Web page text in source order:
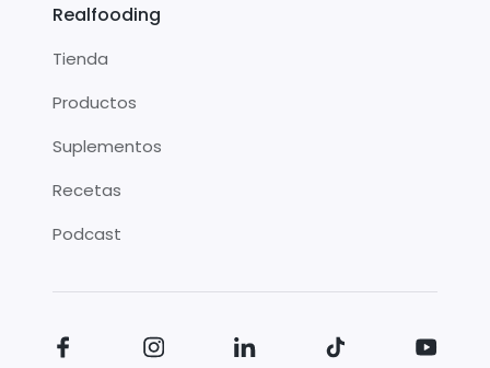
Realfooding
Tienda
Productos
Suplementos
Recetas
Podcast